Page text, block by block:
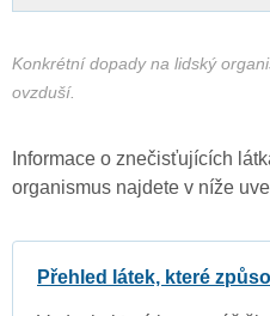
Konkrétní dopady na lidský
ovzduší.
Informace o znečisťujících
organismus najdete v níže
Přehled látek, které